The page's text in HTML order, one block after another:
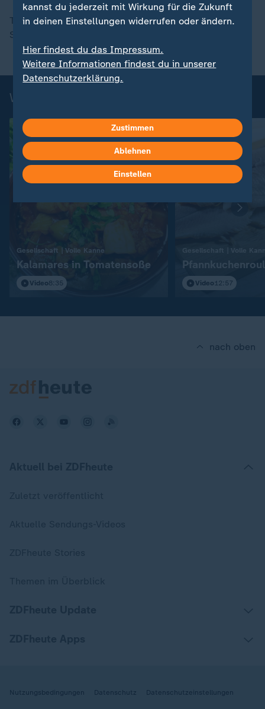
Tipps zum nachhaltigen Fischkauf finden Sie auf den
Seiten des
Weitere Fisch-Rezepte
Gesellschaft | Volle Kanne
Kalamares in Tomatensoße
Video8:35
Gesellschaft | Volle
Video 12:57
nach oben
Nutzungsbedingungen Datenschutz Datenschutzeinstellungen
kannst du jederzeit mit Wirkung für die Zukunft
in deinen Einstellungen widerrufen oder ändern.
Hier findest du das Impressum.
Weitere Informationen findest du in unserer
Datenschutzerklärung.
Zustimmen
Ablehnen
Einstellen